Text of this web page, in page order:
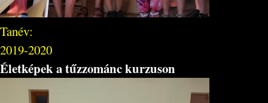
Tanév:
2019-2020
Életképek a tűzzománc kurzuson